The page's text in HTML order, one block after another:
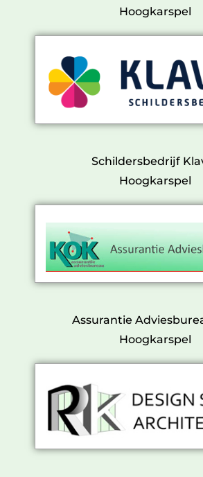
Hoogkarspel
Schildersbedrijf
Hoogkarspel
Assurantie
Hoogkarspel